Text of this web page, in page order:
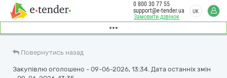
Замовити дзвінок
0 800 30 77 55
support@e-tender.ua
UK
Повернутись назад
Закупівлю оголошено - 09-06-2026, 13:34. Дата останніх змін